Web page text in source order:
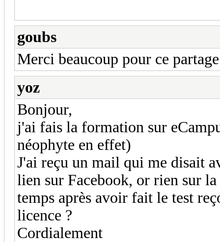
goubs
Merci beaucoup pour ce
yoz
Bonjour,
j'ai fais la formation sur
néophyte en effet)
J'ai reçu un mail qui me disait
lien sur Facebook, or rien sur
temps après avoir fait le test
licence ?
Cordialement